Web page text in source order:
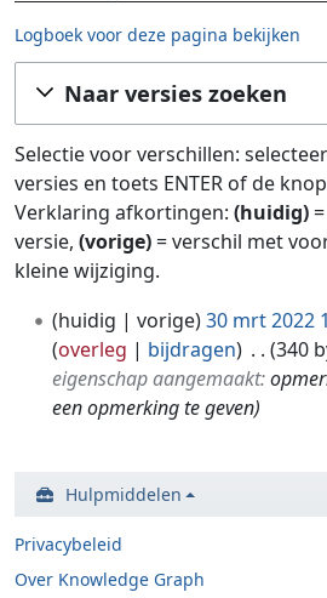
Logboek voor deze pagina bekijken
Ga naar:navigatie,zoeken
Naar versies zoeken
Selectie voor verschillen:
versies en toets ENTER of de
Verklaring afkortingen: (huidig)
versie, (vorige)= verschil met
kleine wijziging.
2
huidig vorige 30 mrt 2022
overleg
bijdragen 340
eigenschap aangemaakt:
een opmerking te geven
Hulpmiddelen
Privacybeleid
Over Knowledge Graph